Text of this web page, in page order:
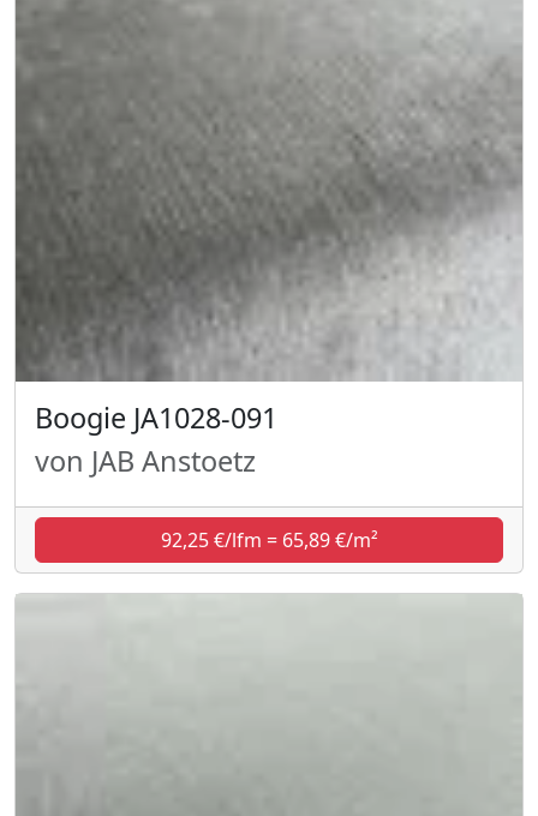
Boogie JA1028-091
von JAB Anstoetz
92,25 €/lfm = 65,89 €/m²